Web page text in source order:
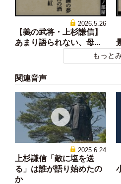
2026.5.26
【義の武将・上杉謙信】
あまり語られない、母...
もっと
関連音声
2025.6.24
上杉謙信「敵に塩を送
る」は誰が語り始めたの
か